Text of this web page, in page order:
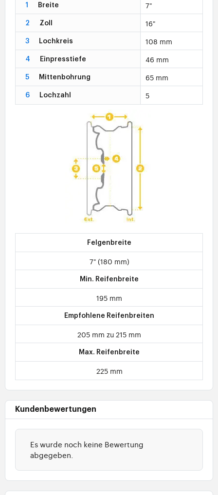
1 Breite 7"
2 Zoll 16"
3 Lochkreis 108 mm
4 Einpresstiefe 46 mm
5 Mittenbohrung 65 mm
6 Lochzahl 5
Felgenbreite
7" (180 mm)
Min. Reifenbreite
195 mm
Empfohlene Reifenbreiten
205 mm zu 215 mm
Max. Reifenbreite
225 mm
Kundenbewertungen
Es wurde noch keine Bewertung
abgegeben.